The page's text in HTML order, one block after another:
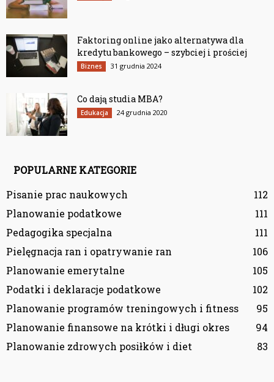
Faktoring online jako alternatywa dla
kredytu bankowego – szybciej i prościej
Biznes 31 grudnia 2024
Co dają studia MBA?
Edukacja 24 grudnia 2020
POPULARNE KATEGORIE
Pisanie prac naukowych
112
Planowanie podatkowe
111
Pedagogika specjalna
111
Pielęgnacja ran i opatrywanie ran
106
Planowanie emerytalne
105
Podatki i deklaracje podatkowe
102
Planowanie programów treningowych i fitness
95
Planowanie finansowe na krótki i długi okres
94
Planowanie zdrowych posiłków i diet
83